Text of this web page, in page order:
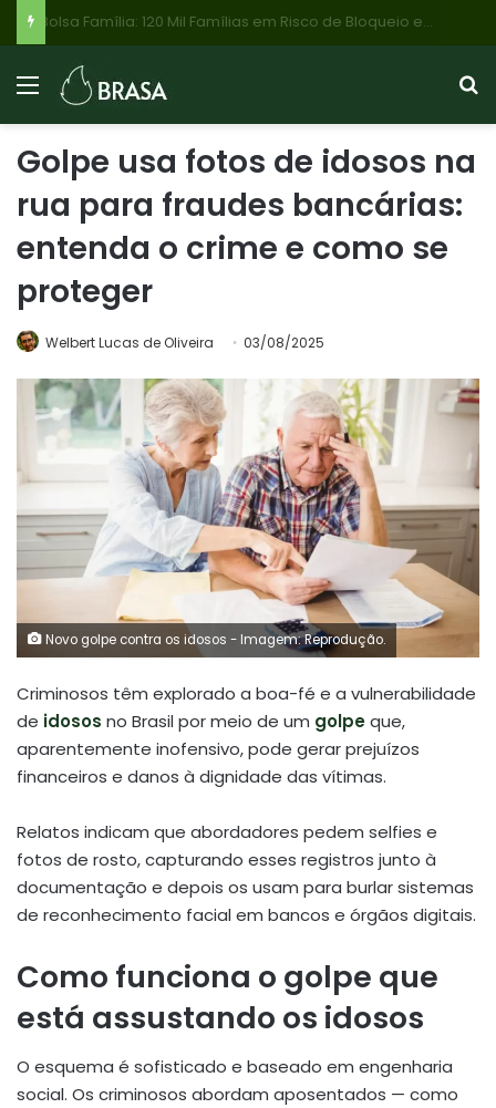
Golpe usa fotos de idosos na
rua para fraudes bancárias:
entenda o crime e como se
proteger
Welbert Lucas de Oliveira 03/08/2025
Novo golpe contra os idosos - Imagem: Reprodução.
Criminosos têm explorado a boa-fé e a vulnerabilidade
de idosos no Brasil por meio de um golpeque,
aparentemente inofensivo, pode gerar prejuízos
financeiros e danos à dignidade das vítimas.
Relatos indicam que abordadores pedem selfies e
fotos de rosto, capturando esses registros junto à
documentação e depois os usam para burlar sistemas
de reconhecimento facial em bancos e órgãos digitais.
Como funciona o golpe que
está assustando os idosos
O esquema é sofisticado e baseado em engenharia
social. Os criminosos abordam aposentados — como